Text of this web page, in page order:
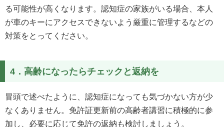
る可能性が高くなります。認知症の家族がいる場合、本人
が車のキーにアクセスできないよう厳重に管理するなどの
対策をとってください。
4．高齢になったらチェックと返納を
冒頭で述べたように、認知症になっても気づかない方が少
なくありません。免許証更新前の高齢者講習に積極的に参
加し、必要に応じて免許の返納も検討しましょう。